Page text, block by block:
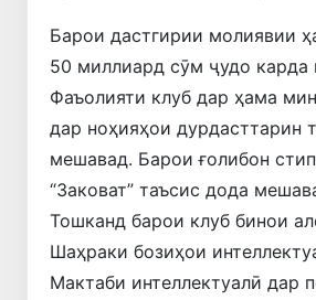
Барои дастгирии молиявии
50 миллиард сӯм ҷудо карда
Фаъолияти клуб дар ҳама
дар ноҳияҳои дурдасттарин
мешавад. Барои ғолибон
“Заковат” таъсис дода
Тошканд барои клуб бинои
Шаҳраки бозиҳои
Мактаби интеллектуалӣ дар